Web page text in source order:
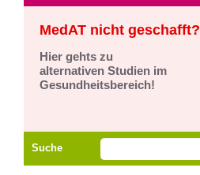
MedAT nicht geschafft?
Hier gehts zu
alternativen Studien im
Gesundheitsbereich!
Suche